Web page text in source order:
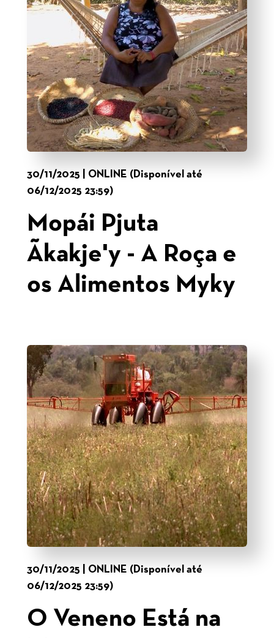
30/11/2025 | ONLINE (Disponível até
06/12/2025 23:59)
Mopái Pjuta
Ãkakje'y - A Roça e
os Alimentos Myky
30/11/2025 | ONLINE (Disponível até
06/12/2025 23:59)
O Veneno Está na